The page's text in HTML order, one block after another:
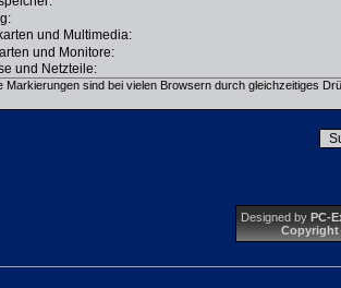
Markierungen sind bei vielen Browsern durch gleichzeitiges
Designed by PC-
Copyright